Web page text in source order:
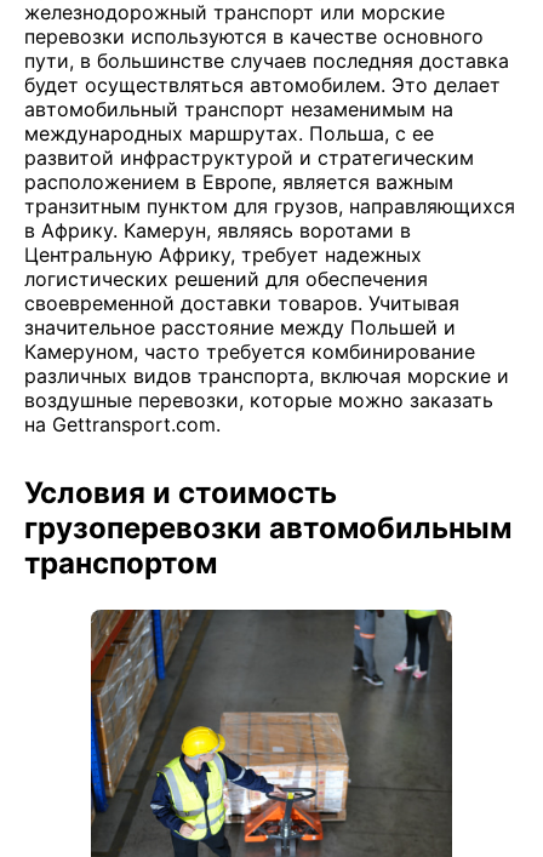
железнодорожный транспорт или морские
перевозки используются в качестве основного
пути, в большинстве случаев последняя доставка
будет осуществляться автомобилем. Это делает
автомобильный транспорт незаменимым на
международных маршрутах. Польша, с ее
развитой инфраструктурой и стратегическим
расположением в Европе, является важным
транзитным пунктом для грузов, направляющихся
в Африку. Камерун, являясь воротами в
Центральную Африку, требует надежных
логистических решений для обеспечения
своевременной доставки товаров. Учитывая
значительное расстояние между Польшей и
Камеруном, часто требуется комбинирование
различных видов транспорта, включая морские и
воздушные перевозки, которые можно заказать
на Gettransport.com.
Условия и стоимость
грузоперевозки автомобильным
транспортом